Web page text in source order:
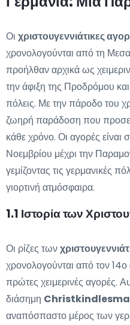
Οι χριστουγεννιάτικες
χρονολογούνται από τη
προήλθαν αρχικά ως
την άφιξη της Προδρόμου
πόλεις. Με την πάροδο του
ζωηρή παράδοση που
κάθε χρόνο. Οι αγορές είναι
Νοεμβρίου μέχρι την
γεμίζοντας τις γερμανικές
γιορτινή ατμόσφαιρα.
1.1 Ιστορία των
Οι ρίζες των
χρονολογούνται από τον
πρώτες χειμερινές αγορές.
διάσημη
αναπόσπαστο μέρος των